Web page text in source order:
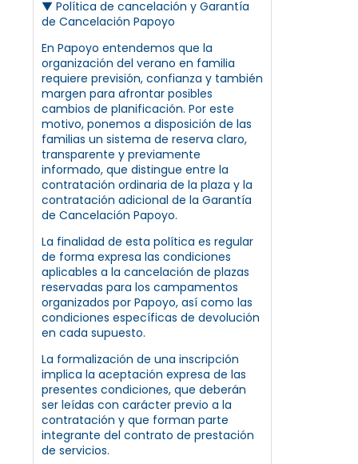
▼ Política de cancelación y Garantía
de Cancelación Papoyo
En Papoyo entendemos que la
organización del verano en familia
requiere previsión, confianza y también
margen para afrontar posibles
cambios de planificación. Por este
motivo, ponemos a disposición de las
familias un sistema de reserva claro,
transparente y previamente
informado, que distingue entre la
contratación ordinaria de la plaza y la
contratación adicional de la Garantía
de Cancelación Papoyo.
La finalidad de esta política es regular
de forma expresa las condiciones
aplicables a la cancelación de plazas
reservadas para los campamentos
organizados por Papoyo, así como las
condiciones específicas de devolución
en cada supuesto.
La formalización de una inscripción
implica la aceptación expresa de las
presentes condiciones, que deberán
ser leídas con carácter previo a la
contratación y que forman parte
integrante del contrato de prestación
de servicios.